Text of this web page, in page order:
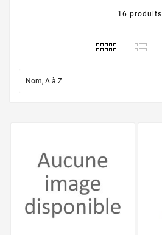
16 produits
Nom, A à Z